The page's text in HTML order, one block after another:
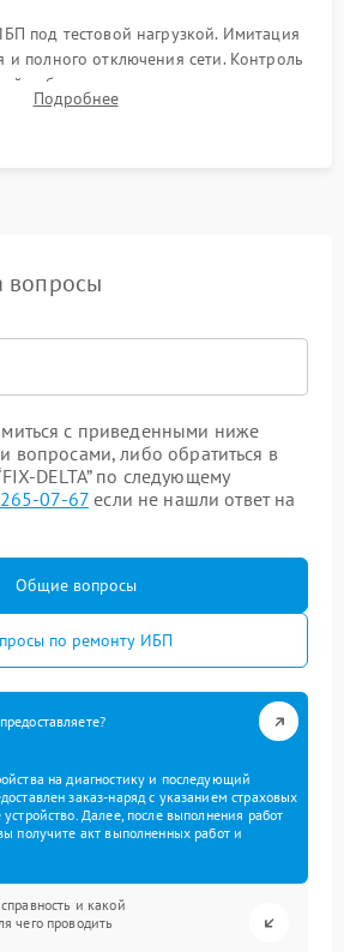
под тестовой нагрузкой. Имитация
и полного отключения сети. Контроль
работы, температурного режима и
формы выходного сигнала.
Подробнее
вопросы
с приведенными ниже
вопросами, либо обратиться в
DELTA” по следующему
07-67 если не нашли ответ на
Общие вопросы
по ремонту ИБП
на диагностику и последующий
заказ-наряд с указанием страховых
Далее, после выполнения работ
получите акт выполненных работ и
и какой
чего проводить